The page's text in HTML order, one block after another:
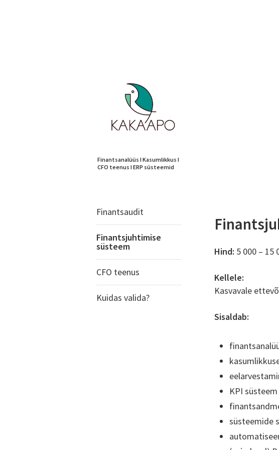
Finantsaudit
Finantsjuhtimise
süsteem
CFO teenus
Kuidas valida?
Hind: 5 000 – 15
Kellele:
Kasvavale
Sisaldab:
KPI süsteem
süsteemide